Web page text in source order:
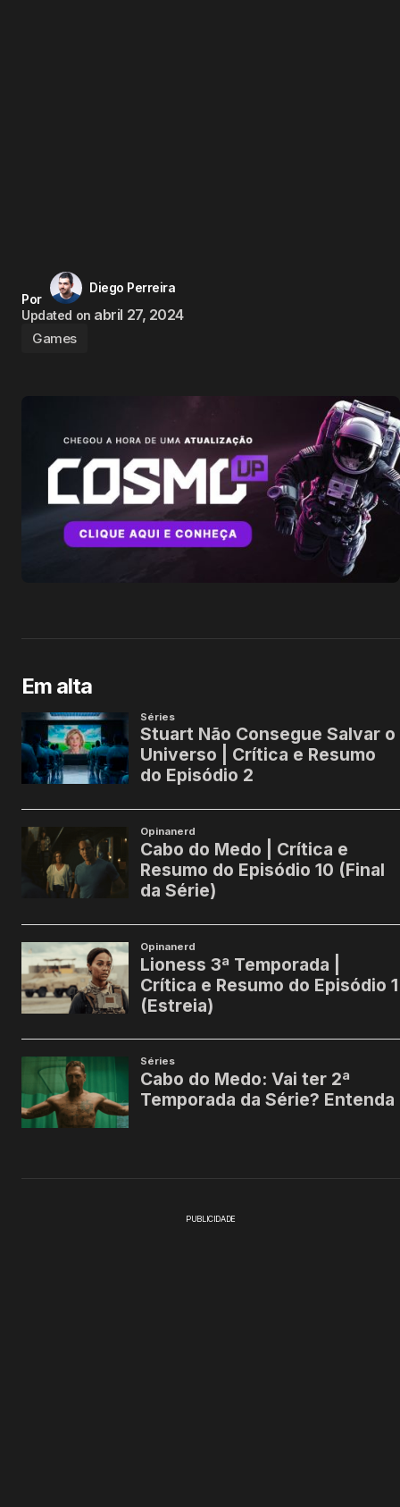
Por
Diego Perreira
Updated on abril 27, 2024
Games
Em alta
PUBLICIDADE